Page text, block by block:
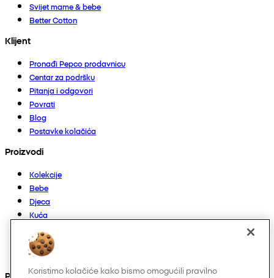
Svijet mame & bebe
Better Cotton
Klijent
Pronađi Pepco prodavnicu
Centar za podršku
Pitanja i odgovori
Povrati
Blog
Postavke kolačića
Proizvodi
Kolekcije
Bebe
Djeca
Kuća
Muškarci
Ostalo
Koristimo kolačiće kako bismo omogućili pravilno